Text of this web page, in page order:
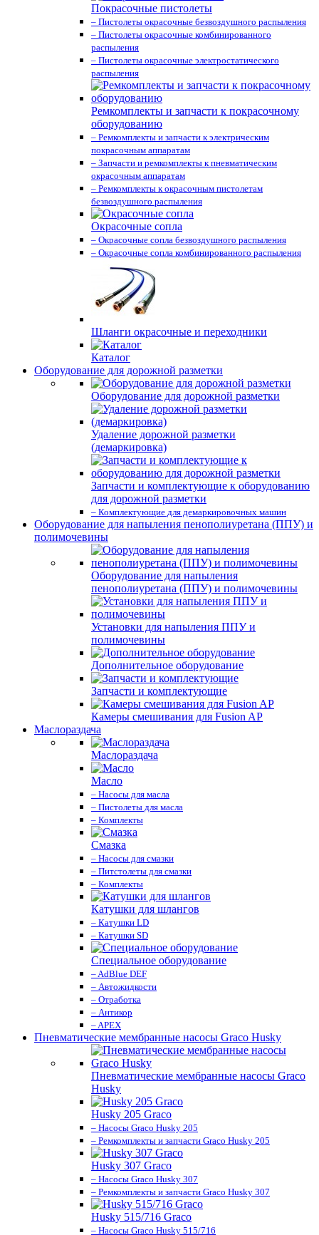
Покрасочные пистолеты
– Пистолеты окрасочные безвоздушного распыления
– Пистолеты окрасочные комбинированного
распыления
– Пистолеты окрасочные электростатического
распыления
Ремкомплекты и запчасти к покрасочному
оборудованию
– Ремкомплекты и запчасти к электрическим
покрасочным аппаратам
– Запчасти и ремкомплекты к пневматическим
окрасочным аппаратам
– Ремкомплекты к окрасочным пистолетам
безвоздушного распыления
Окрасочные сопла
– Окрасочные сопла безвоздушного распыления
– Окрасочные сопла комбинированного распыления
Шланги окрасочные и переходники
Каталог
Оборудование для дорожной разметки
Оборудование для дорожной разметки
Удаление дорожной разметки
(демаркировка)
Запчасти и комплектующие к оборудованию
для дорожной разметки
– Комплектующие для демаркировочных машин
Оборудование для напыления пенополиуретана (ППУ) и
полимочевины
Оборудование для напыления
пенополиуретана (ППУ) и полимочевины
Установки для напыления ППУ и
полимочевины
Дополнительное оборудование
Запчасти и комплектующие
Камеры смешивания для Fusion AP
Маслораздача
Маслораздача
Масло
– Насосы для масла
– Пистолеты для масла
– Комплекты
Смазка
– Насосы для смазки
– Питстолеты для смазки
– Комплекты
Катушки для шлангов
– Катушки LD
– Катушки SD
Специальное оборудование
– AdBlue DEF
– Автожидкости
– Отработка
– Антикор
– APEX
Пневматические мембранные насосы Graco Husky
Пневматические мембранные насосы Graco
Husky
Husky 205 Graco
– Насосы Graco Husky 205
– Ремкомплекты и запчасти Graco Husky 205
Husky 307 Graco
– Насосы Graco Husky 307
– Ремкомплекты и запчасти Graco Husky 307
Husky 515/716 Graco
– Насосы Graco Husky 515/716